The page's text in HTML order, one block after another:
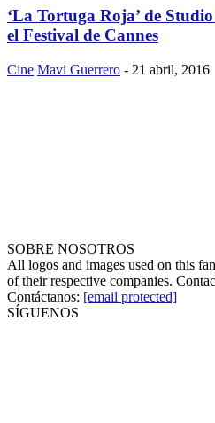
‘La Tortuga Roja’ de
el Festival de Cannes
Cine Mavi Guerrero - 21 abril, 2016
SOBRE NOSOTROS
All logos and images used on this
of their respective companies.
Contáctanos: [email protected]
SÍGUENOS